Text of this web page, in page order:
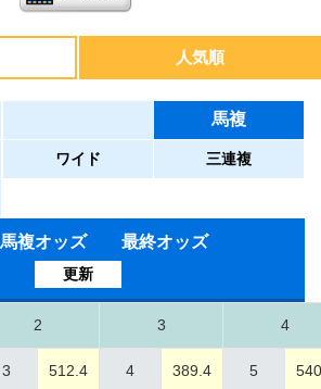
人気順
馬複
ワイド 三連複
複オッズ 最終オッズ
更新
2 3 4
3 512.4 4 389.4 5